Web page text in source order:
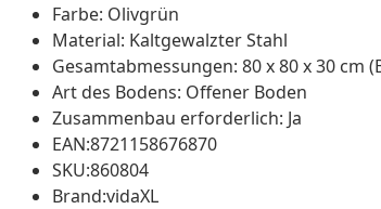
Farbe: Olivgrün
Material: Kaltgewalzter Stahl
Gesamtabmessungen: 80 x 80 x 30 cm
Art des Bodens: Offener Boden
Zusammenbau erforderlich: Ja
EAN:8721158676870
SKU:860804
Brand:vidaXL